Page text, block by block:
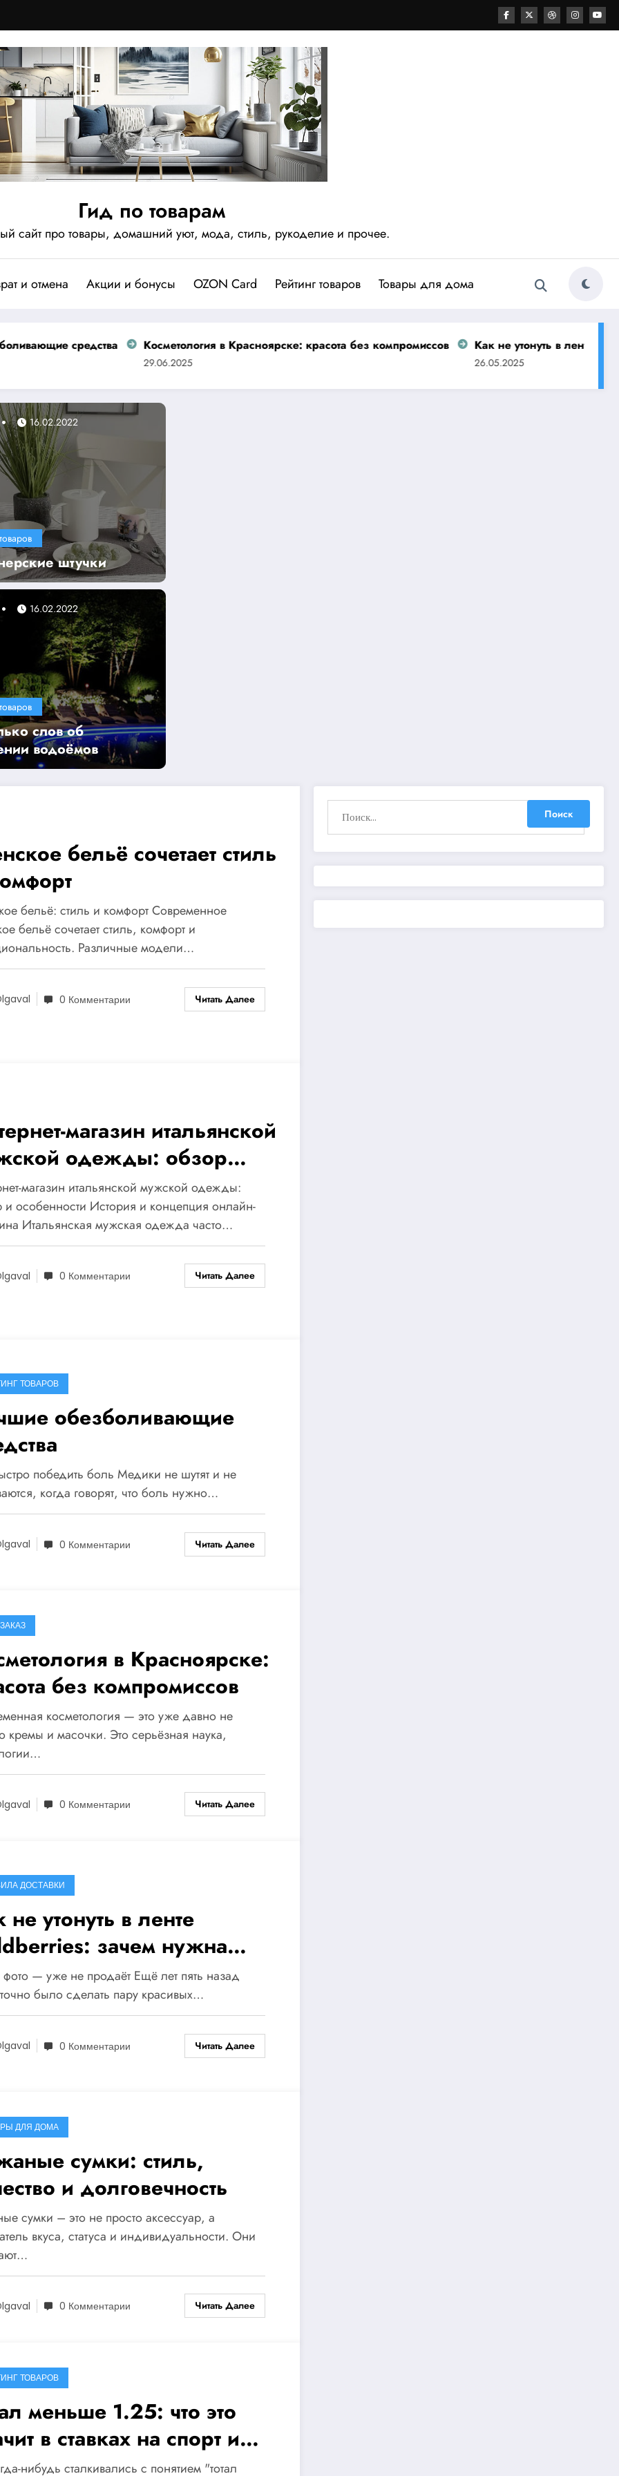
Гид по товарам
сайт про товары, домашний уют, мода, стиль, рукоделие и прочее.
и отмена Акции и бонусы OZON Card Рейтинг товаров Товары для дома
Косметология в Красноярске: красота без компромиссов Как не утонуть в ленте Wildberries:
штучки
16.02.2022
слов об
водоёмов
16.02.2022
бельё сочетает стиль
бельё: стиль и комфорт Современное
бельё сочетает стиль, комфорт и
Различные модели…
0 Комментарии Читать Далее
магазин итальянской
одежды: обзор
и особенностей
магазин итальянской мужской одежды:
и особенности История и концепция онлайн-
Итальянская мужская одежда часто…
0 Комментарии Читать Далее
ТОВАРОВ
обезболивающие
победить боль Медики не шутят и не
когда говорят, что боль нужно…
0 Комментарии Читать Далее
в Красноярске:
без компромиссов
косметология — это уже давно не
кремы и масочки. Это серьёзная наука,
0 Комментарии Читать Далее
ДОСТАВКИ
не утонуть в ленте
зачем нужна
карточек товара
фото — уже не продаёт Ещё лет пять назад
было сделать пару красивых…
0 Комментарии Читать Далее
ДЛЯ ДОМА
сумки: стиль,
и долговечность
сумки – это не просто аксессуар, а
вкуса, статуса и индивидуальности. Они
0 Комментарии Читать Далее
ТОВАРОВ
меньше 1.25: что это
в ставках на спорт и
на этом заработать?
нибудь сталкивались с понятием "тотал